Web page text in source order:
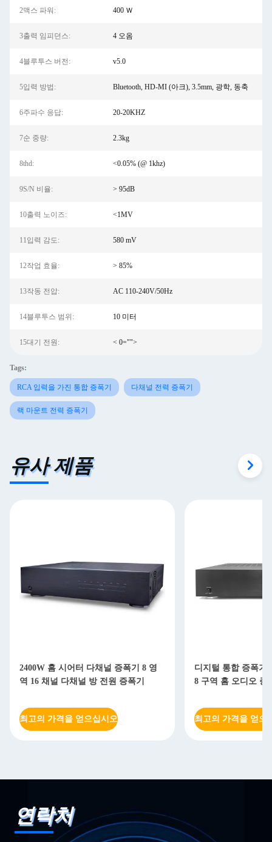
2맥스 파워: 400 Ｗ
3출력 임피던스: 4 오옴
4블루투스 버전: v5.0
5입력 방법: Bluetooth, HD-MI (아크), 3.5mm, 광학, 동축
6주파수 응답: 20-20KHZ
7순 중량: 2.3kg
8thd: <0.05% (@ 1khz)
9S/N 비율: > 95dB
10출력 노이즈: <1MV
11입력 감도: 580 mV
12작업 효율: > 85%
13작동 전압: AC 110-240V/50Hz
14블루투스 범위: 10 미터
15대기 전원: < 0="">
Tags:
RCA 입력을 가진 통합 증폭기 다채널 전력 증폭기
랙 마운트 전력 증폭기
유사 제품
2400W 홈 시어터 다채널 증폭기 8 영
역 16 채널 다채널 방 전원 증폭기
최고의 가격을 얻으십시오
디지털 통합 증폭기
8 구역 홈 오디오 증
최고의 가격을 얻으
연락처